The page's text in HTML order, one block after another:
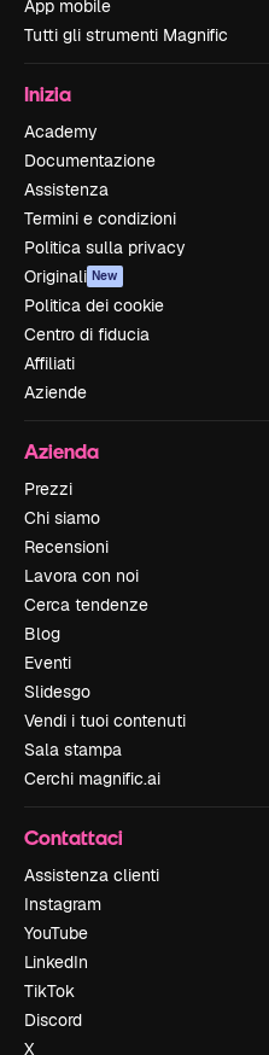
App mobile
Tutti gli strumenti Magnific
Inizia
Academy
Documentazione
Assistenza
Termini e condizioni
Politica sulla privacy
Originali New
Politica dei cookie
Centro di fiducia
Affiliati
Aziende
Azienda
Prezzi
Chi siamo
Recensioni
Lavora con noi
Cerca tendenze
Blog
Eventi
Slidesgo
Vendi i tuoi contenuti
Sala stampa
Cerchi magnific.ai
Contattaci
Assistenza clienti
Instagram
YouTube
LinkedIn
TikTok
Discord
X